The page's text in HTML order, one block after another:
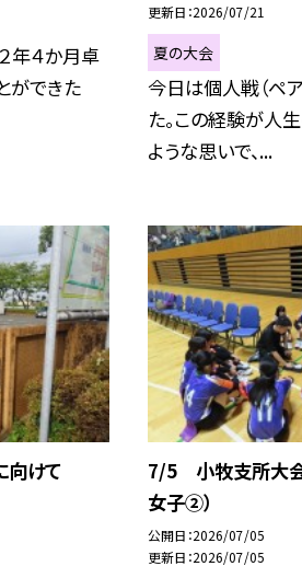
年４か月卓
ができた
更新日 2026/07/21
夏の大会
今日は個人戦（ペ
た。この経験が人
ような思いで、...
けて
7/5 小牧支所大会
女子②）
公開日 2026/07/05
更新日 2026/07/05